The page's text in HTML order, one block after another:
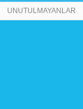
UNUTULMAYANLAR